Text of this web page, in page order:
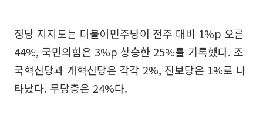
정당 지지도는 더불어민주당이 전주 대비 1%p 오른
44%, 국민의힘은 3%p 상승한 25%를 기록했다. 조
국혁신당과 개혁신당은 각각 2%, 진보당은 1%로 나
타났다. 무당층은 24%다.